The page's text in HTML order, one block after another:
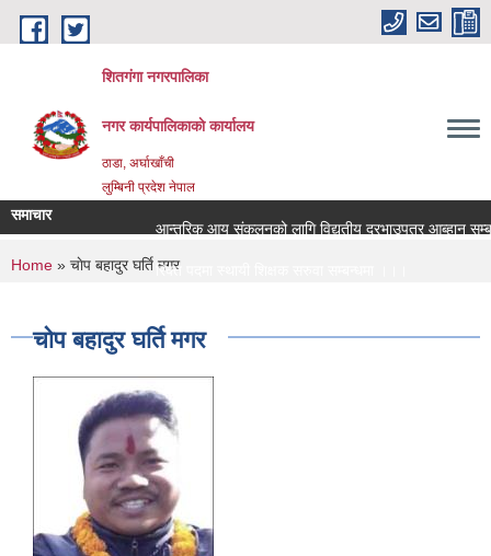
Skip to main content
शितगंगा नगरपालिका
नगर कार्यपालिकाकाे कार्यालय
ठाडा, अर्घाखाँची
लुम्बिनी प्रदेश नेपाल
समाचार
आन्तरिक आय संकलनको लागि विद्युतीय दरभाउपत्र आब्हान
रिक्त पदमा स्थायी शिक्षक सरुवा सम्बन्धमा ।।।
You are here
Home » चाेप बहादुर घर्ति मगर
चाेप बहादुर घर्ति मगर